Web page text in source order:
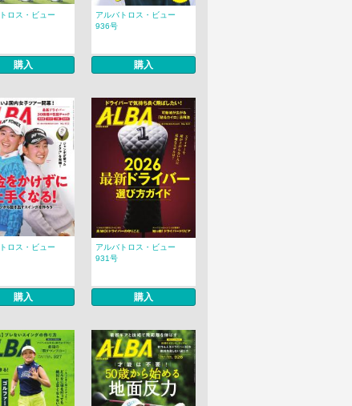
ロス・ビュー
購入
アルバトロス・ビュー
936号
購入
ロス・ビュー
購入
アルバトロス・ビュー
931号
購入